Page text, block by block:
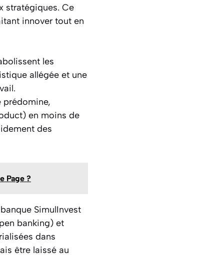
stratégiques. Ce
innover tout en
les
allégée et une
prédomine,
en moins de
des
Page ?
SimulInvest
banking) et
dans
être laissé au